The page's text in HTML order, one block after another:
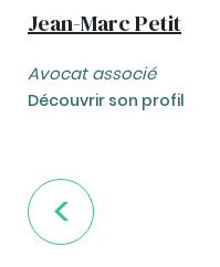
Jean-Marc Petit
Avocat associé
Découvrir son profil